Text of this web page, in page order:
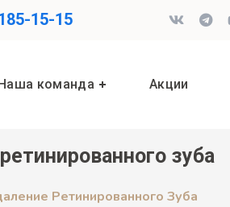
15-15
команда Акции
зуба
Ретинированного Зуба